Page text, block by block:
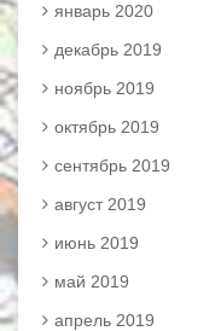
январь 2020
декабрь 2019
ноябрь 2019
октябрь 2019
сентябрь 2019
август 2019
июнь 2019
май 2019
апрель 2019